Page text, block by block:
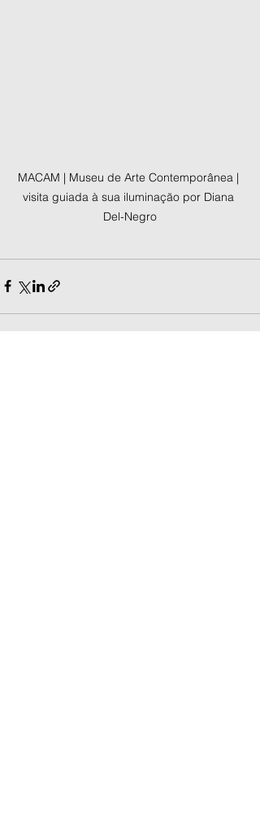
MACAM | Museu de Arte Contemporânea |
visita guiada à sua iluminação por Diana
Del-Negro